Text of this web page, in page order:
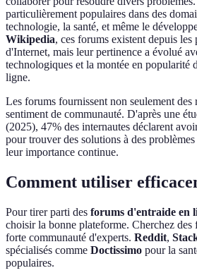
particulièrement populaires dans des
technologie, la santé, et même le
Wikipedia, ces forums existent depuis les
d'Internet, mais leur pertinence a évolué
technologiques et la montée en popularité
ligne.
Les forums fournissent non seulement des
sentiment de communauté. D'après une
(2025), 47% des internautes déclarent
pour trouver des solutions à des
leur importance continue.
Comment utiliser
Pour tirer parti des forums d'entraide en
choisir la bonne plateforme. Cherchez des
forte communauté d'experts. Reddit,
spécialisés comme Doctissimo pour la
populaires.